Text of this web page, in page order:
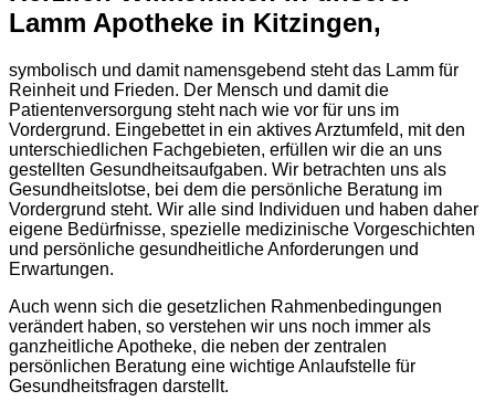
Lamm Apotheke in Kitzingen,
symbolisch und damit namensgebend steht das Lamm für
Reinheit und Frieden. Der Mensch und damit die
Patientenversorgung steht nach wie vor für uns im
Vordergrund. Eingebettet in ein aktives Arztumfeld, mit den
unterschiedlichen Fachgebieten, erfüllen wir die an uns
gestellten Gesundheitsaufgaben. Wir betrachten uns als
Gesundheitslotse, bei dem die persönliche Beratung im
Vordergrund steht. Wir alle sind Individuen und haben daher
eigene Bedürfnisse, spezielle medizinische Vorgeschichten
und persönliche gesundheitliche Anforderungen und
Erwartungen.
Auch wenn sich die gesetzlichen Rahmenbedingungen
verändert haben, so verstehen wir uns noch immer als
ganzheitliche Apotheke, die neben der zentralen
persönlichen Beratung eine wichtige Anlaufstelle für
Gesundheitsfragen darstellt.